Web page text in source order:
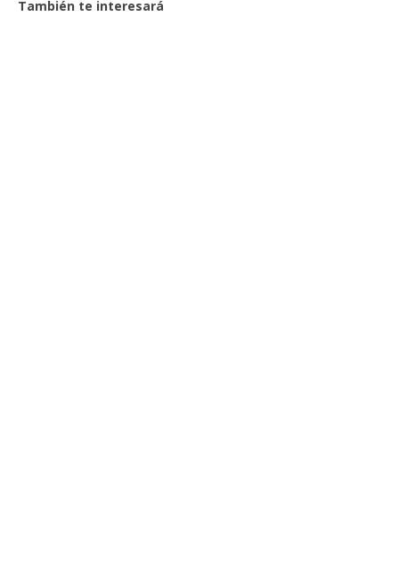
c
i
a
m
También te interesará